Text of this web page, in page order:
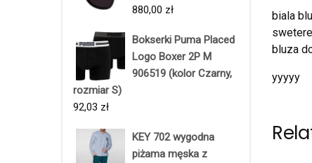
880,00 zł
Bokserki Puma Placed
Logo Boxer 2P M
906519 (kolor Czarny,
rozmiar S)
92,03 zł
KEY 702 wygodna
piżama męska z
biala
bluza
yyyyy